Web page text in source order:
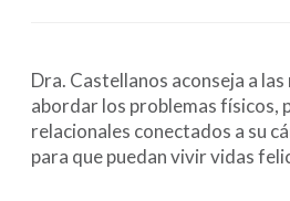
Dra. Castellanos aconseja a
abordar los problemas físicos,
relacionales conectados a su
para que puedan vivir vidas